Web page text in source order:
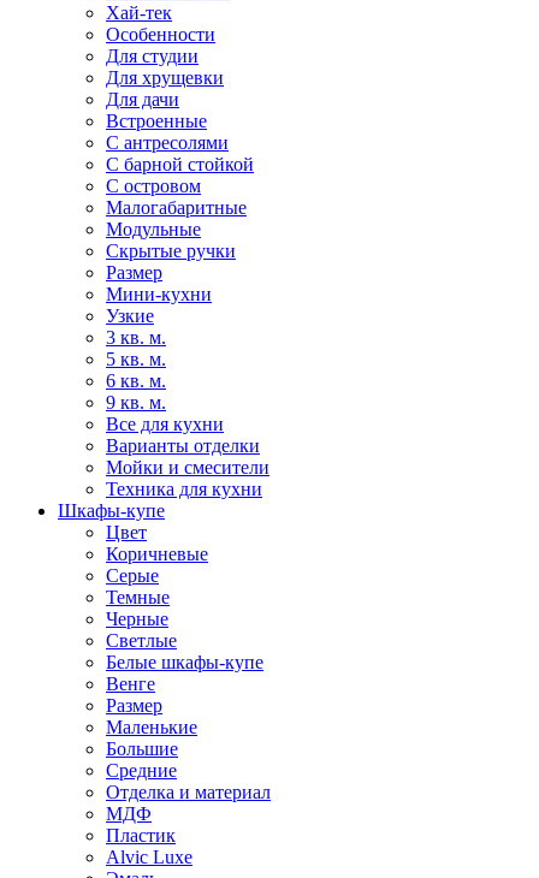
Хай-тек
Особенности
Для студии
Для хрущевки
Для дачи
Встроенные
С антресолями
С барной стойкой
С островом
Малогабаритные
Модульные
Скрытые ручки
Размер
Мини-кухни
Узкие
3 кв. м.
5 кв. м.
6 кв. м.
9 кв. м.
Все для кухни
Варианты отделки
Мойки и смесители
Техника для кухни
Шкафы-купе
Цвет
Коричневые
Серые
Темные
Черные
Светлые
Белые шкафы-купе
Венге
Размер
Маленькие
Большие
Средние
Отделка и материал
МДФ
Пластик
Alvic Luxe